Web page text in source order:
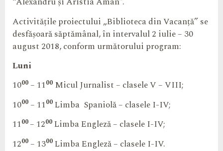
Activitățile proiectului „Biblioteca din Vacanță” se
desfășoară săptămânal, în intervalul 2 iulie – 30
august 2018, conform următorului program:
Luni
1000 – 1100 Micul Jurnalist – clasele V – VIII;
1000 – 1100 Limba Spaniolă – clasele I-IV;
1100 – 1200 Limba Engleză – clasele I-IV;
1200 – 1300 Limba Engleză – clasele I-IV.